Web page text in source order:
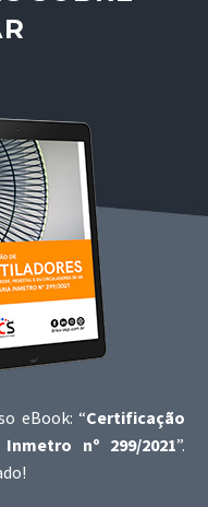
eBook: “Certificação
nº 299/2021”.